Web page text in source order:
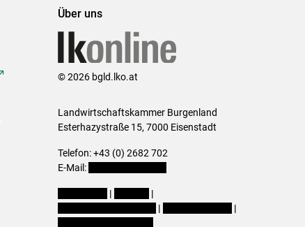
Über uns
© 2026 bgld.lko.at
Landwirtschaftskammer Burgenland
Esterhazystraße 15, 7000 Eisenstadt
Telefon: +43 (0) 2682 702
E-Mail:
|
|
|
|